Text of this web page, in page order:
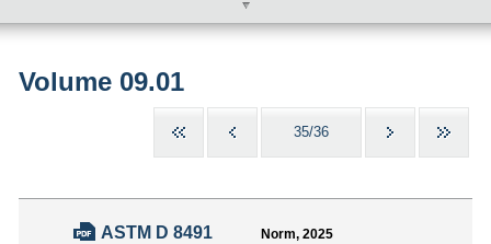
Volume 09.01
35/36
ASTM D 8491 Norm, 2025